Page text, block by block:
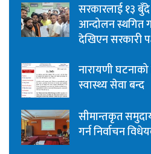
सरकारलाई १३
आन्दोलन स्थगित
देखिएन सरकारी
नारायणी
स्वास्थ्य सेवा बन्द
सीमान्तकृत
गर्न निर्वाचन